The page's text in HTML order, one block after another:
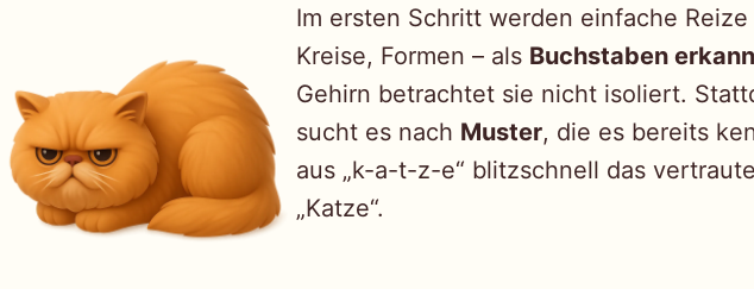
Im ersten Schritt werden einfache Reize
Kreise, Formen – als Buchstaben
Gehirn betrachtet sie nicht isoliert.
sucht es nach Muster, die es bereits
aus „k-a-t-z-e“ blitzschnell das
„Katze“.